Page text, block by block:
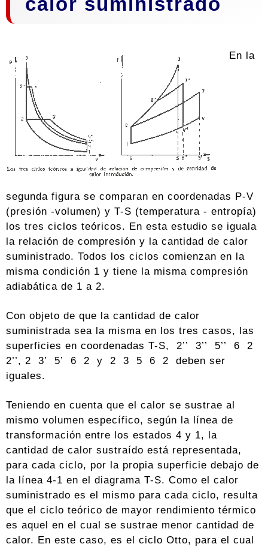
En la
segunda figura se comparan en coordenadas P-V
(presión -volumen) y T-S (temperatura - entropía)
los tres ciclos teóricos. En esta estudio se iguala
la relación de compresión y la cantidad de calor
suministrado. Todos los ciclos comienzan en la
misma condición 1 y tiene la misma compresión
adiabática de 1 a 2.
Con objeto de que la cantidad de calor
suministrada sea la misma en los tres casos, las
superficies en coordenadas T-S, 2’’ 3’’ 5’’ 6 2
2’’, 2 3’ 5’ 6 2 y 2 3 5 6 2 deben ser
iguales.
Teniendo en cuenta que el calor se sustrae al
mismo volumen específico, según la línea de
transformación entre los estados 4 y 1, la
cantidad de calor sustraído está representada,
para cada ciclo, por la propia superficie debajo de
la línea 4-1 en el diagrama T-S. Como el calor
suministrado es el mismo para cada ciclo, resulta
que el ciclo teórico de mayor rendimiento térmico
es aquel en el cual se sustrae menor cantidad de
calor. En este caso, es el ciclo Otto, para el cual